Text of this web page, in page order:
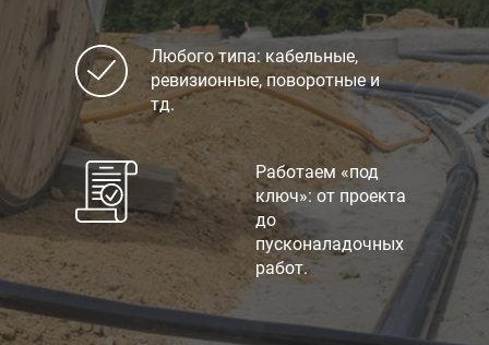
Любого типа: кабельные,
ревизионные, поворотные и
тд.
Работаем «под
ключ»: от проекта
до
пусконаладочных
работ.